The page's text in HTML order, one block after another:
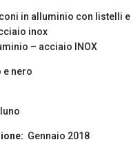
in alluminio con listelli e
inox
– acciaio INOX
nero
Gennaio 2018